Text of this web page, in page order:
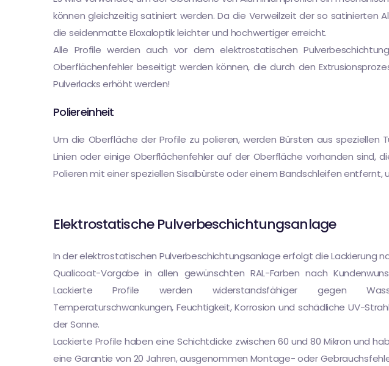
können gleichzeitig satiniert werden. Da die Verweilzeit der so satinierten
die seidenmatte Eloxaloptik leichter und hochwertiger erreicht.
Alle Profile werden auch vor dem elektrostatischen
Oberflächenfehler beseitigt werden können, die durch den
Pulverlacks erhöht werden!
Poliereinheit
Um die Oberfläche der Profile zu polieren, werden Bürsten aus
Linien oder einige Oberflächenfehler auf der Oberfläche vorhanden sind,
Polieren mit einer speziellen Sisalbürste oder einem Bandschleifen entfernt,
Elektrostatische Pulverbeschichtungsanlage
In der elektrostatischen Pulverbeschichtungsanlage erfolgt die Lackierung
Qualicoat-Vorgabe in allen gewünschten RAL-Farben nach
Lackierte Profile werden widerstandsfähiger gegen
Temperaturschwankungen, Feuchtigkeit, Korrosion und schädliche UV-
der Sonne.
Lackierte Profile haben eine Schichtdicke zwischen 60 und 80 Mikron und
eine Garantie von 20 Jahren, ausgenommen Montage- oder